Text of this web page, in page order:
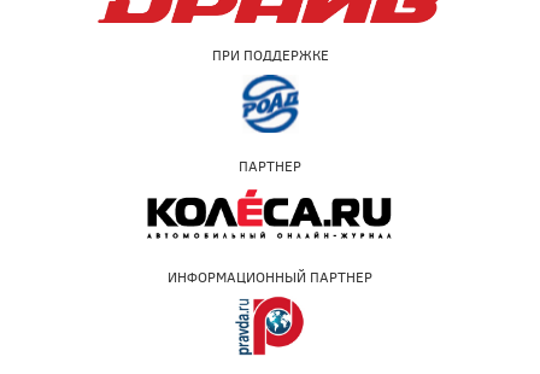
ПРИ ПОДДЕРЖКЕ
ПАРТНЕР
ИНФОРМАЦИОННЫЙ ПАРТНЕР